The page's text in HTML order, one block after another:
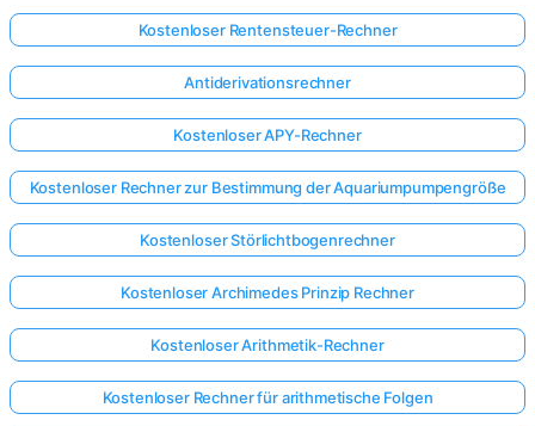
Kostenloser Rentensteuer-Rechner
Antiderivationsrechner
Kostenloser APY-Rechner
Kostenloser Rechner zur Bestimmung der Aquariumpumpengröße
Kostenloser Störlichtbogenrechner
Kostenloser Archimedes Prinzip Rechner
Kostenloser Arithmetik-Rechner
Kostenloser Rechner für arithmetische Folgen